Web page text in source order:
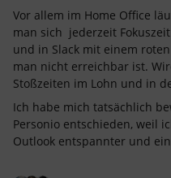
Vor allem im Home Office
man sich jederzeit
und in Slack mit einem
man nicht erreichbar ist.
Stoßzeiten im Lohn und in
Ich habe mich tatsächlich
Personio entschieden, weil
Outlook entspannter und